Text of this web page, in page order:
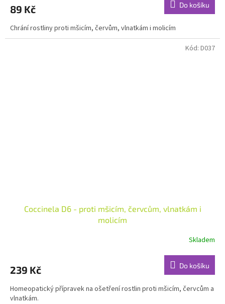
89 Kč Do košíku
Chrání rostliny proti mšicím, červům, vlnatkám i molicím
Coccinela D6 - proti mšicím, červcům, vlnatkám i
molicím
Skladem
239 Kč Do košíku
Homeopatický přípravek na ošetření rostlin proti mšicím, červcům a
vlnatkám.
Kód: D037